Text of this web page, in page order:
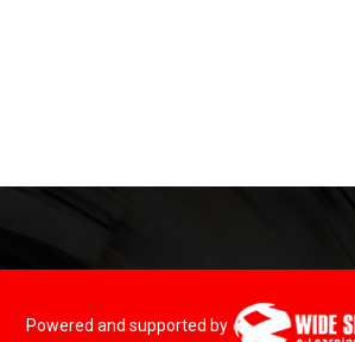
Powered and supported by